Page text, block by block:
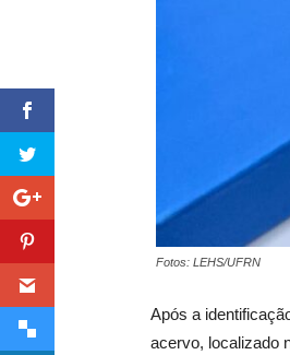
Fotos: LEHS/UFRN
Após a
acervo, localizado